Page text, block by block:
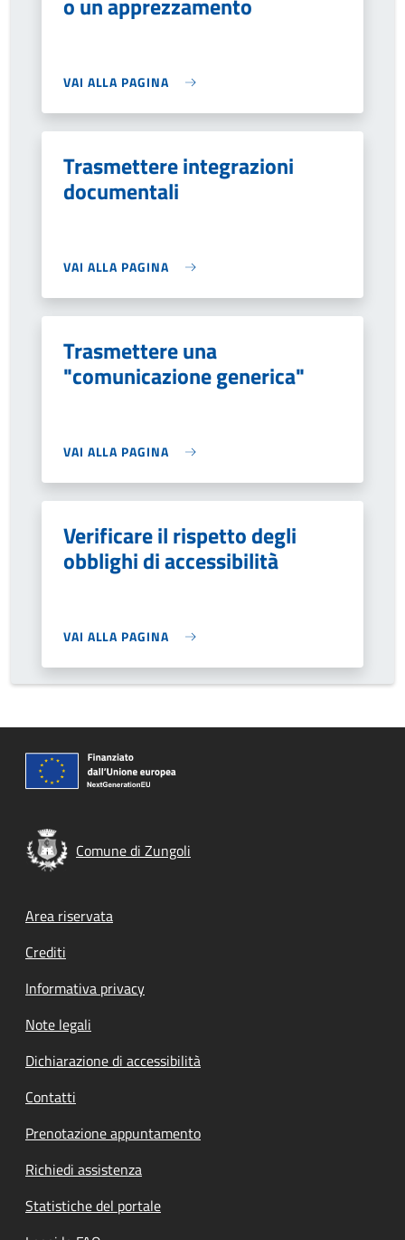
VAI ALLA PAGINA
Trasmettere integrazioni
documentali
VAI ALLA PAGINA
Trasmettere una
"comunicazione generica"
VAI ALLA PAGINA
Verificare il rispetto degli
obblighi di accessibilità
VAI ALLA PAGINA
Comune di Zungoli
Footer menu
Area riservata
Crediti
Informativa privacy
Note legali
Dichiarazione di accessibilità
Contatti
Prenotazione appuntamento
Richiedi assistenza
Statistiche del portale